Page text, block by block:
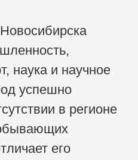
наука и научное
успешно
в регионе
его